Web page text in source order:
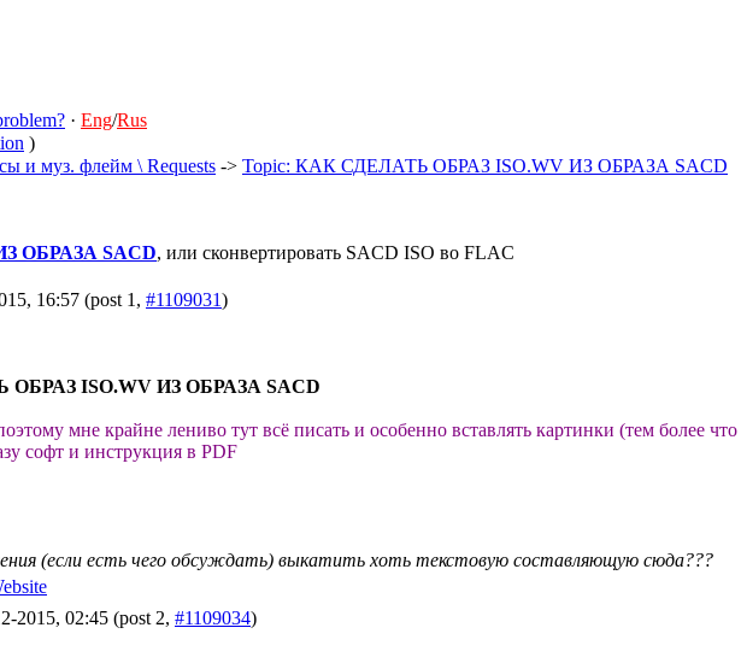
· Eng/Rus
)
и муз. флeйм \ Requests -> Topic: КАК СДЕЛАТЬ ОБРАЗ ISO.WV ИЗ ОБРАЗА SACD
ОБРАЗА SACD, или сконвертировать SACD ISO во FLAC
16:57 (post 1, #1109031)
ISO.WV ИЗ ОБРАЗА SACD
мне крайне лениво тут всё писать и особенно вставлять картинки (тем более
софт и инструкция в PDF
(если есть чего обсуждать) выкатить хоть текстовую составляющую сюда???
2015, 02:45 (post 2, #1109034)